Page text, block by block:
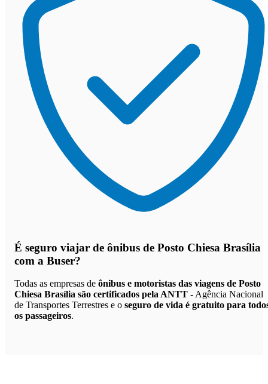
É seguro viajar de ônibus de Posto Chiesa Brasília
com a Buser?
Todas as empresas de ônibus e motoristas das viagens de Posto
Chiesa Brasília são certificados pela ANTT - Agência Nacional
de Transportes Terrestres e o seguro de vida é gratuito para
os passageiros.